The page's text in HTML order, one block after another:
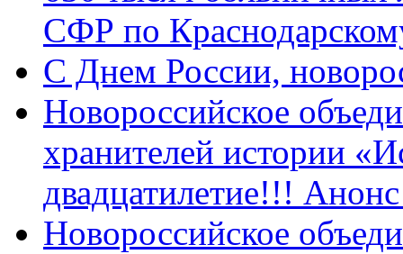
СФР по
C Днем России,
Новороссийское
хранителей истории
двадцатилетие!!!
Новороссийское